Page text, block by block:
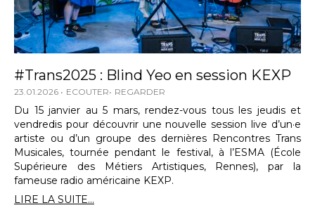
#Trans2025 : Blind Yeo en session KEXP
23.01.2026 ECOUTER REGARDER
Du 15 janvier au 5 mars, rendez-vous tous les jeudis et
vendredis pour découvrir une nouvelle session live d’un·e
artiste ou d’un groupe des dernières Rencontres Trans
Musicales, tournée pendant le festival, à l’ESMA (École
Supérieure des Métiers Artistiques, Rennes), par la
fameuse radio américaine KEXP.
LIRE LA SUITE...